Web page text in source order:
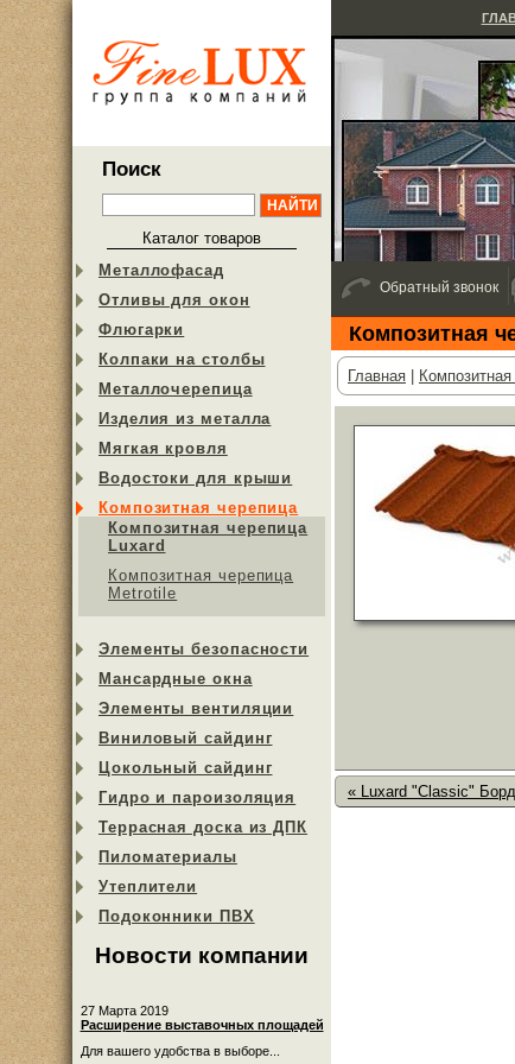
Поиск
Каталог товаров
Металлофасад
Отливы для окон
Флюгарки
Колпаки на столбы
Металлочерепица
Изделия из металла
Мягкая кровля
Водостоки для крыши
Композитная черепица
Композитная черепица
Luxard
Композитная черепица
Metrotile
Элементы безопасности
Мансардные окна
Элементы вентиляции
Виниловый сайдинг
Цокольный сайдинг
Гидро и пароизоляция
Террасная доска из ДПК
Пиломатериалы
Утеплители
Подоконники ПВХ
Новости компании
27 Марта 2019
Расширение выставочных площадей
Для вашего удобства в выборе...
Композитная
Главная
« Luxard "Сlassic"
Обратный звонок